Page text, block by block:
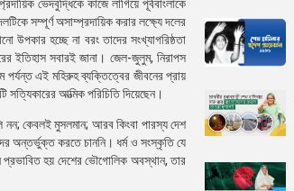
ভেদবুদ্ধিকে কাজে লাগিয়ে পূর্ববাংলাকে
সম্পূর্ণ অসাম্প্রদায়িক করার লক্ষ্যে দলের
উপকার হচ্ছে না বরং তাদের সংখ্যাগরিষ্ঠতা
ইতিহাস সবারই জানা। জেল-জুলুম, নিরাপস
পর্যন্ত এই মহিরুহ ব্যক্তিত্বের জীবনের প্রায়
আত্মিক পরিচিতি দিয়েছেন।
নন; কেবলই মুসলমান; আরব কিংবা পারস্য দেশ
অন্তর্ভুক্ত করতে চাননি। ধর্ম ও সংস্কৃতি যে
প্রভাবিত হয় দেশের ভৌগোলিক অবস্থান, তার